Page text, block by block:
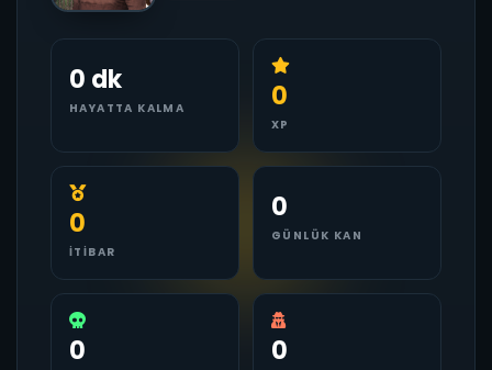
0 dk
HAYATTA KALMA 0
XP
0
İTIBAR
0
GÜNLÜK KAN
0 0